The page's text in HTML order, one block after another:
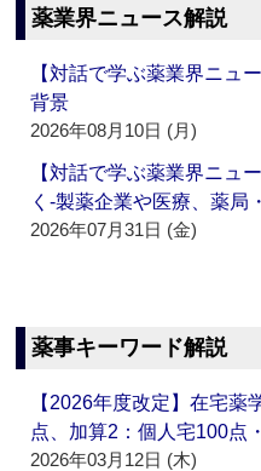
薬業界ニュース解説
【対話で学ぶ薬業界ニュ
背景
2026年08月10日 (月)
【対話で学ぶ薬業界ニュ
く‐製薬企業や医療、薬
2026年07月31日 (金)
薬事キーワード解説
【2026年度改定】在宅
点、加算2：個人宅100点
2026年03月12日 (木)